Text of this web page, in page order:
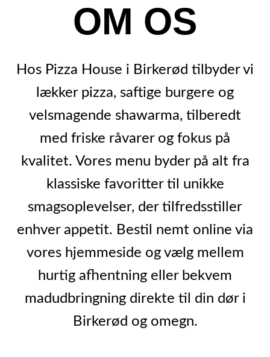
OM OS
Hos Pizza House i Birkerød tilbyder vi
lækker pizza, saftige burgere og
velsmagende shawarma, tilberedt
med friske råvarer og fokus på
kvalitet. Vores menu byder på alt fra
klassiske favoritter til unikke
smagsoplevelser, der tilfredsstiller
enhver appetit. Bestil nemt online via
vores hjemmeside og vælg mellem
hurtig afhentning eller bekvem
madudbringning direkte til din dør i
Birkerød og omegn.